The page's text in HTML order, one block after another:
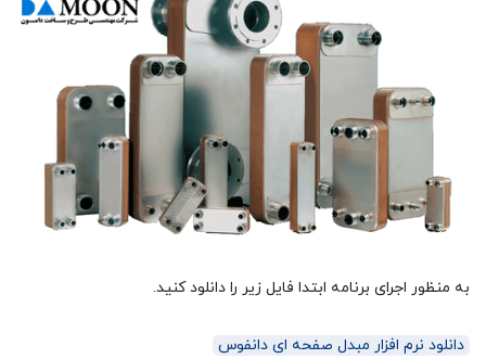
به منظور اجرای برنامه ابتدا فایل زیر را دانلود کنید.
دانلود نرم افزار مبدل صفحه ای دانفوس